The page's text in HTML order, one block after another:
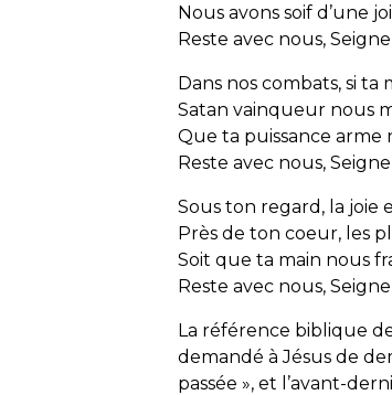
Nous avons soif d’une
Reste avec nous,
Dans nos combats, si ta
Satan vainqueur nous
Que ta puissance arme
Reste avec nous,
Sous ton regard, la joie
Près de ton coeur, les
Soit que ta main nous
Reste avec nous,
La référence biblique
demandé à Jésus de
passée », et l’avant-